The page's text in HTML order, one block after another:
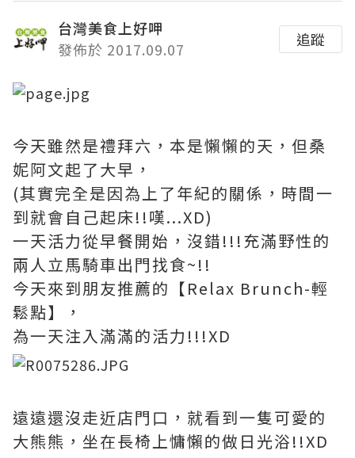
台灣美食上好呷
發佈於 2017.09.07
追蹤
今天雖然是禮拜六，本是懶懶的天，但桑
妮阿文起了大早，
(其實完全是因為上了年紀的關係，時間一
到就會自己起床!!嘆...XD)
一天活力從早餐開始，沒錯!!!充滿野性的
兩人立馬騎車出門找食~!!
今天來到朋友推薦的【Relax Brunch-輕
鬆點】，
為一天注入滿滿的活力!!!XD
遠遠還沒走近店門口，就看到一隻可愛的
大熊熊，坐在長椅上慵懶的做日光浴!!XD